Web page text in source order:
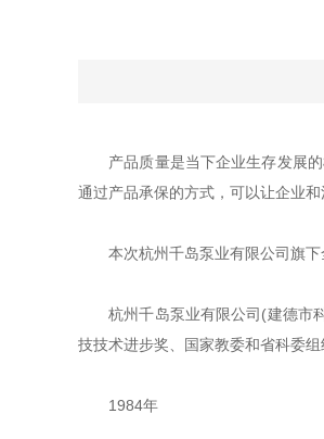
产品质量是当下企业生存发展的
通过产品承保的方式，可以让企业和
本次杭州千岛泵业有限公司旗下
杭州千岛泵业有限公司(建德市科
技技术进步奖、国家教委和省科委
1984年